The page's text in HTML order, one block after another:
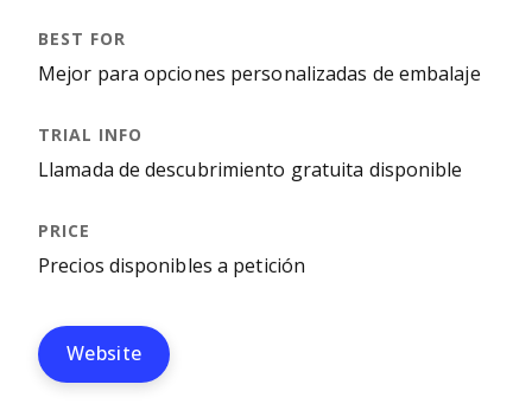
Mejor para opciones personalizadas de embalaje
Llamada de descubrimiento gratuita disponible
Precios disponibles a petición
Website